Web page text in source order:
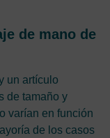
de mano de
un artículo
de tamaño y
varían en función
de los casos